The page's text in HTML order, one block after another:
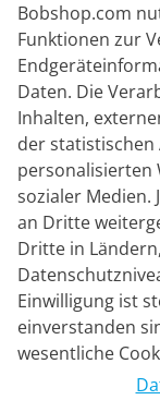
Sicheres
Lieferpartner
Bobshop.com
Funktionen zur
Daten. Die
Inhalten,
der statistischen
personalisierten
sozialer Medien.
an Dritte
Dritte in
Einwilligung ist
einverstanden
wesentliche